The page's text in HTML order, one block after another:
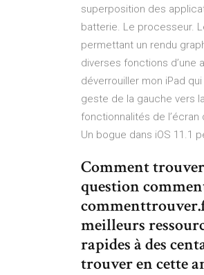
superposition des
batterie. Le processeur.
permettant un rendu
diverses fonctions d’une
déverrouiller mon iPad
geste de la gauche vers
fonctionnalités de
Un bogue dans iOS 11.1
Comment trouver
question
meilleurs
rapides à des
trouver en cette